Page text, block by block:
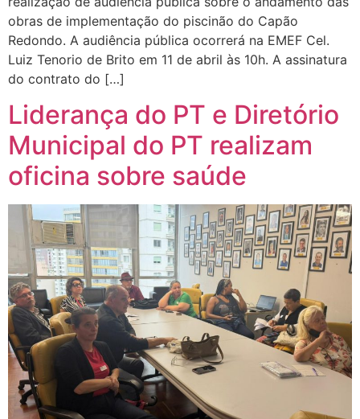
obras de implementação do piscinão do Capão
Redondo. A audiência pública ocorrerá na EMEF Cel.
Luiz Tenorio de Brito em 11 de abril às 10h. A assinatura
do contrato do […]
Liderança do PT e Diretório
Municipal do PT realizam
oficina sobre saúde